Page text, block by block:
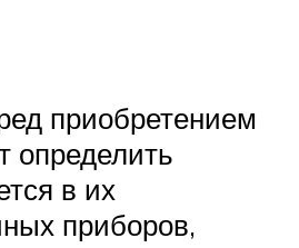
приобретением
определить
в их
приборов,